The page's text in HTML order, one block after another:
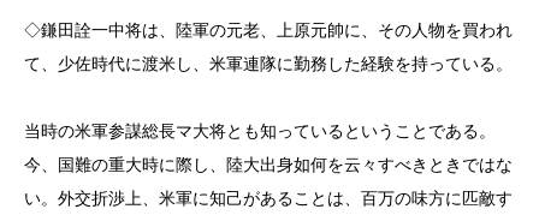
◇鎌田詮一中将は、陸軍の元老、上原元帥に、その人物を買われ
て、少佐時代に渡米し、米軍連隊に勤務した経験を持っている。
当時の米軍参謀総長マ大将とも知っているということである。
今、国難の重大時に際し、陸大出身如何を云々すべきときではな
い。外交折渉上、米軍に知己があることは、百万の味方に匹敵す